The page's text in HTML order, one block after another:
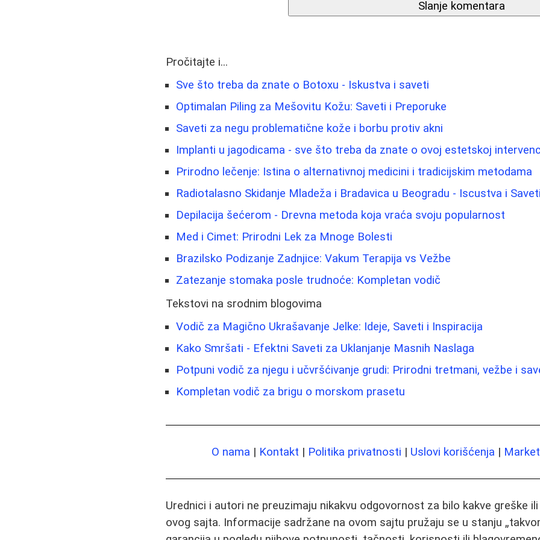
Slanje komentara
Pročitajte i...
Sve što treba da znate o Botoxu - Iskustva i saveti
Optimalan Piling za Mešovitu Kožu: Saveti i Preporuke
Saveti za negu problematične kože i borbu protiv akni
Implanti u jagodicama - sve što treba da znate o ovoj estetskoj
Prirodno lečenje: Istina o alternativnoj medicini i tradicijskim metodama
Radiotalasno Skidanje Mladeža i Bradavica u Beogradu - Iscustva i
Depilacija šećerom - Drevna metoda koja vraća svoju popularnost
Med i Cimet: Prirodni Lek za Mnoge Bolesti
Brazilsko Podizanje Zadnjice: Vakum Terapija vs Vežbe
Zatezanje stomaka posle trudnoće: Kompletan vodič
Tekstovi na srodnim blogovima
Vodič za Magično Ukrašavanje Jelke: Ideje, Saveti i Inspiracija
Kako Smršati - Efektni Saveti za Uklanjanje Masnih Naslaga
Potpuni vodič za njegu i učvršćivanje grudi: Prirodni tretmani, vežbe i
Kompletan vodič za brigu o morskom prasetu
O nama | Kontakt | Politika privatnosti | Uslovi korišćenja |
Urednici i autori ne preuzimaju nikakvu odgovornost za bilo kakve greške
ovog sajta. Informacije sadržane na ovom sajtu pružaju se u stanju